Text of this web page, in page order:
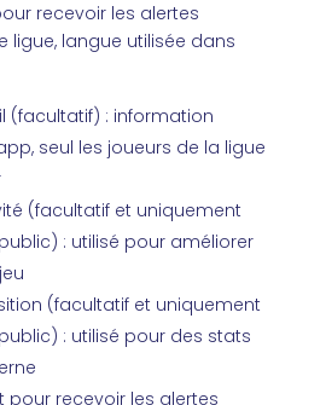
recevoir les alertes
ligue, langue utilisée dans
(facultatif) : information
seul les joueurs de la ligue
(facultatif et uniquement
: utilisé pour améliorer
(facultatif et uniquement
: utilisé pour des stats
pour recevoir les alertes